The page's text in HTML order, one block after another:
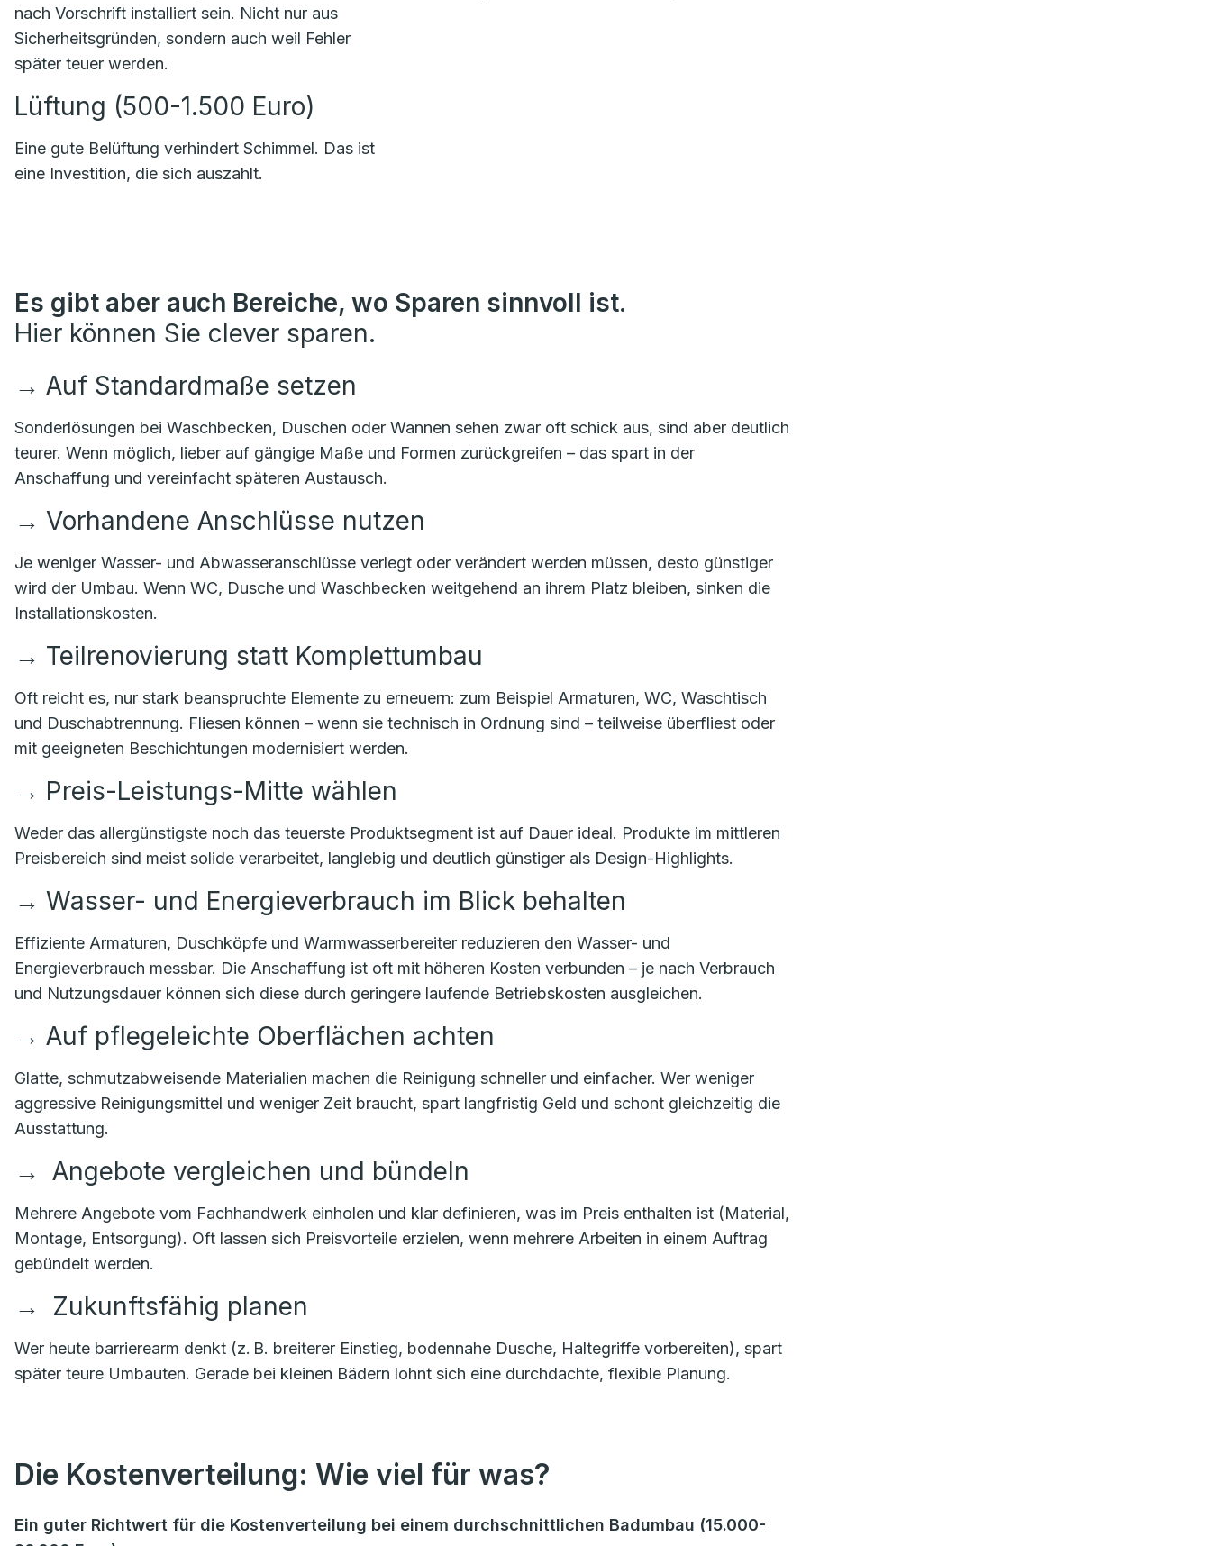
nach Vorschrift installiert sein. Nicht nur aus
Sicherheitsgründen, sondern auch weil Fehler
später teuer werden.
Lüftung (500-1.500 Euro)
Eine gute Belüftung verhindert Schimmel. Das ist
eine Investition, die sich auszahlt.
Es gibt aber auch Bereiche, wo Sparen sinnvoll ist.
Hier können Sie clever sparen.
→ Auf Standardmaße setzen
Sonderlösungen bei Waschbecken, Duschen oder Wannen sehen zwar oft schick aus, sind aber deutlich
teurer. Wenn möglich, lieber auf gängige Maße und Formen zurückgreifen – das spart in der
Anschaffung und vereinfacht späteren Austausch.
→ Vorhandene Anschlüsse nutzen
Je weniger Wasser- und Abwasseranschlüsse verlegt oder verändert werden müssen, desto günstiger
wird der Umbau. Wenn WC, Dusche und Waschbecken weitgehend an ihrem Platz bleiben, sinken die
Installationskosten.
→ Teilrenovierung statt Komplettumbau
Oft reicht es, nur stark beanspruchte Elemente zu erneuern: zum Beispiel Armaturen, WC, Waschtisch
und Duschabtrennung. Fliesen können – wenn sie technisch in Ordnung sind – teilweise überfliest oder
mit geeigneten Beschichtungen modernisiert werden.
→ Preis-Leistungs-Mitte wählen
Weder das allergünstigste noch das teuerste Produktsegment ist auf Dauer ideal. Produkte im mittleren
Preisbereich sind meist solide verarbeitet, langlebig und deutlich günstiger als Design-Highlights.
→ Wasser- und Energieverbrauch im Blick behalten
Effiziente Armaturen, Duschköpfe und Warmwasserbereiter reduzieren den Wasser- und
Energieverbrauch messbar. Die Anschaffung ist oft mit höheren Kosten verbunden – je nach Verbrauch
und Nutzungsdauer können sich diese durch geringere laufende Betriebskosten ausgleichen.
→ Auf pflegeleichte Oberflächen achten
Glatte, schmutzabweisende Materialien machen die Reinigung schneller und einfacher. Wer weniger
aggressive Reinigungsmittel und weniger Zeit braucht, spart langfristig Geld und schont gleichzeitig die
Ausstattung.
→ Angebote vergleichen und bündeln
Mehrere Angebote vom Fachhandwerk einholen und klar definieren, was im Preis enthalten ist (Material,
Montage, Entsorgung). Oft lassen sich Preisvorteile erzielen, wenn mehrere Arbeiten in einem Auftrag
gebündelt werden.
→ Zukunftsfähig planen
Wer heute barrierearm denkt (z. B. breiterer Einstieg, bodennahe Dusche, Haltegriffe vorbereiten), spart
später teure Umbauten. Gerade bei kleinen Bädern lohnt sich eine durchdachte, flexible Planung.
Die Kostenverteilung: Wie viel für was?
Ein guter Richtwert für die Kostenverteilung bei einem durchschnittlichen Badumbau (15.000-